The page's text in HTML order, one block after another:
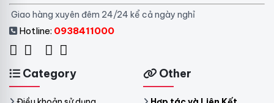
Giao hàng xuyên đêm 24/24 kể cả ngày nghỉ
Hotline: 0938411000
Category Other